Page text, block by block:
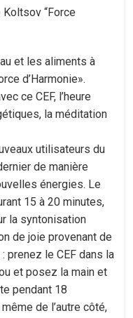
“Force
et les aliments à
d’Harmonie».
ce CEF, l’heure
la méditation
utilisateurs du
de manière
énergies. Le
15 à 20 minutes,
la syntonisation
de joie provenant de
prenez le CEF dans la
et posez la main et
pendant 18
de l’autre côté,